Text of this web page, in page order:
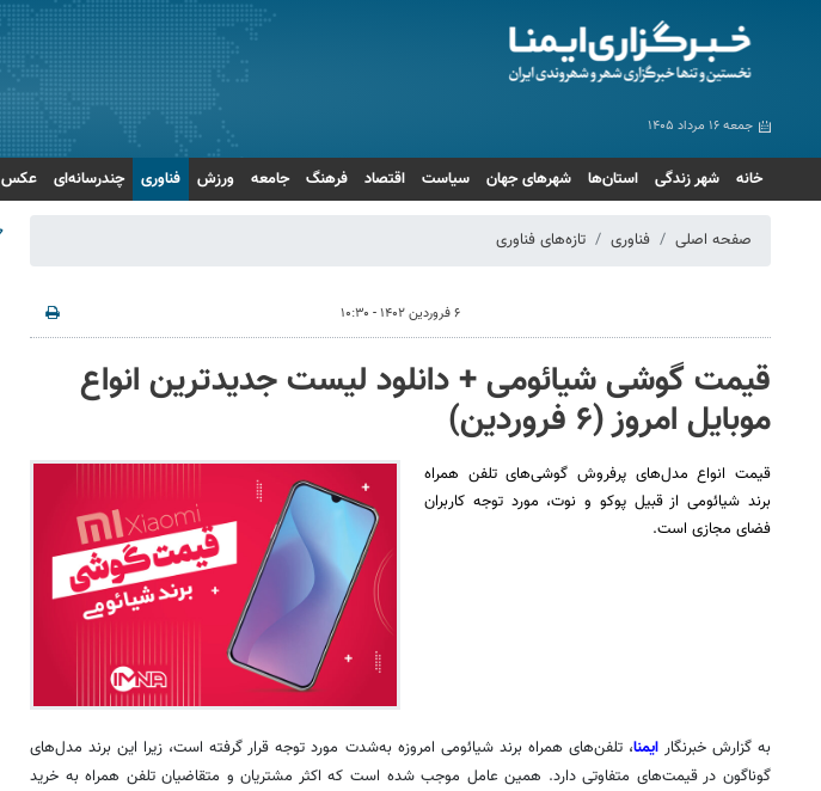
جمعه ۱۶ مرداد ۱۴۰۵
خانه شهر زندگی استان‌ها شهرهای جهان سیاست اقتصاد فرهنگ جامعه ورزش فناوری چندرسانه‌ای عکس
صفحه اصلی فناوری تازه‌های فناوری
۶ فروردین ۱۴۰۲ - ۱۰:۳۰
قیمت گوشی‌ شیائومی + دانلود لیست جدیدترین انواع
موبایل امروز (۶ فروردین)
قیمت انواع مدل‌های پرفروش گوشی‌های تلفن همراه
برند شیائومی از قبیل پوکو و نوت، مورد توجه کاربران
فضای مجازی است.
به گزارش خبرنگار ایمنا، تلفن‌های همراه برندشیائومی امروزه به‌شدت مورد توجه قرار گرفته است، زیرا این برند مدل‌های
گوناگون در قیمت‌های متفاوتی دارد. همین عامل موجب شده است که اکثر مشتریان و متقاضیان تلفن همراه به خرید